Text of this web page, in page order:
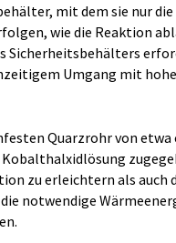
mit dem sie nur die
wie die Reaktion
Sicherheitsbehälters
Umgang mit
Quarzrohr von
zu erleichtern als auch
notwendige